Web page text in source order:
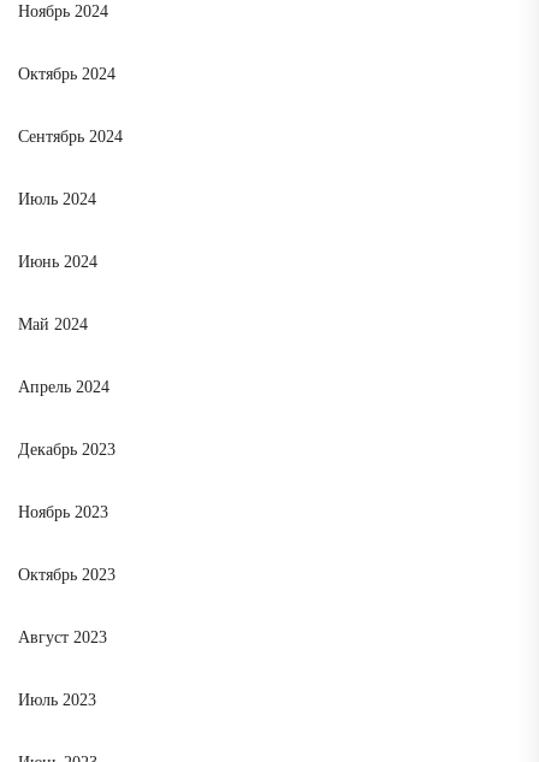
Ноябрь 2024
Октябрь 2024
Сентябрь 2024
Июль 2024
Июнь 2024
Май 2024
Апрель 2024
Декабрь 2023
Ноябрь 2023
Октябрь 2023
Август 2023
Июль 2023